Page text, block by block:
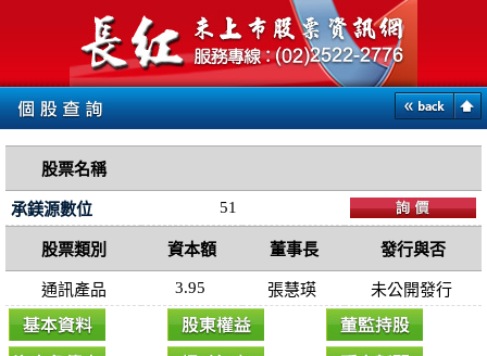
股票名稱
承鎂源數位 51
股票類別 資本額 董事長 發行與否
通訊產品 3.95 張慧瑛 未公開發行